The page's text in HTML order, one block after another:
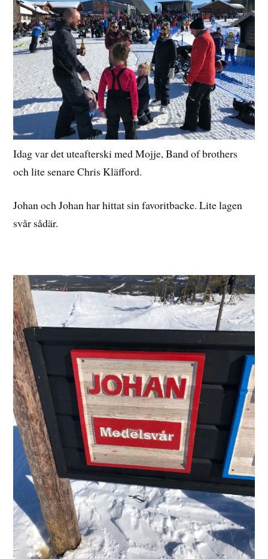
Idag var det uteafterski med Mojje, Band of brothers
och lite senare Chris Kläfford.
Johan och Johan har hittat sin favoritbacke. Lite lagen
svår sådär.